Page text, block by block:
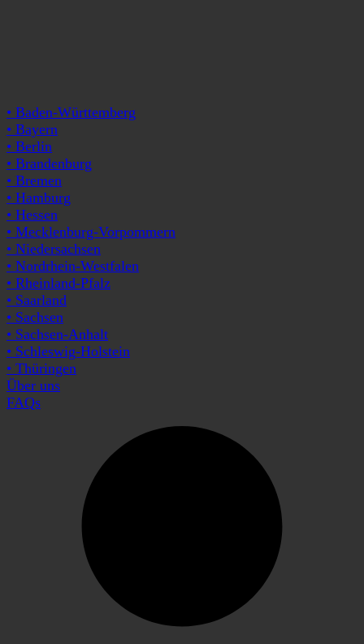
• Baden-Württemberg
• Bayern
• Berlin
• Brandenburg
• Bremen
• Hamburg
• Hessen
• Mecklenburg-Vorpommern
• Niedersachsen
• Nordrhein-Westfalen
• Rheinland-Pfalz
• Saarland
• Sachsen
• Sachsen-Anhalt
• Schleswig-Holstein
• Thüringen
Über uns
FAQs